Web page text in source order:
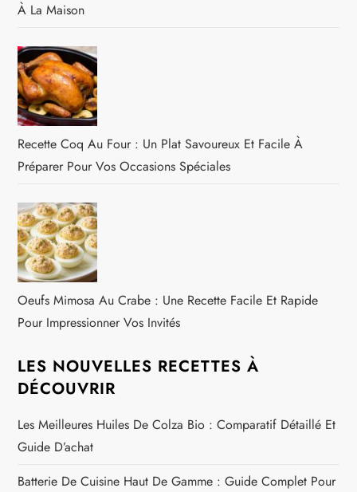
À La Maison
Recette Coq Au Four : Un Plat Savoureux Et Facile À
Préparer Pour Vos Occasions Spéciales
Oeufs Mimosa Au Crabe : Une Recette Facile Et Rapide
Pour Impressionner Vos Invités
LES NOUVELLES RECETTES À
DÉCOUVRIR
Les Meilleures Huiles De Colza Bio : Comparatif Détaillé Et
Guide D’achat
Batterie De Cuisine Haut De Gamme : Guide Complet Pour